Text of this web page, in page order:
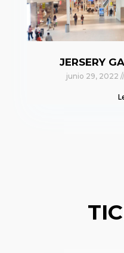
JERSERY
junio 29, 2022